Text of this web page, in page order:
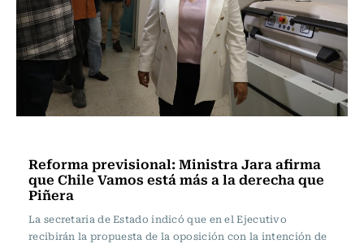
Reforma previsional: Ministra Jara afirma
que Chile Vamos está más a la derecha que
Piñera
La secretaria de Estado indicó que en el Ejecutivo
recibirán la propuesta de la oposición con la intención de